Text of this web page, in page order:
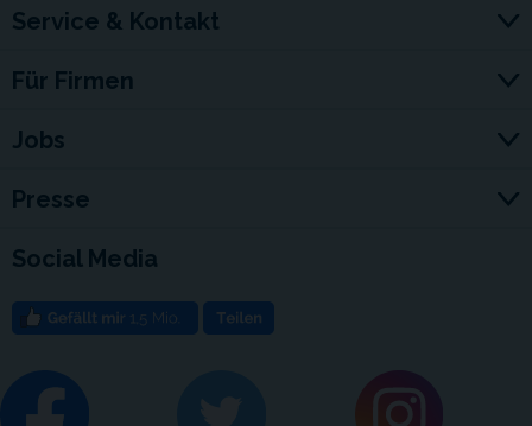
Service & Kontakt
Für Firmen
Jobs
Presse
Social Media